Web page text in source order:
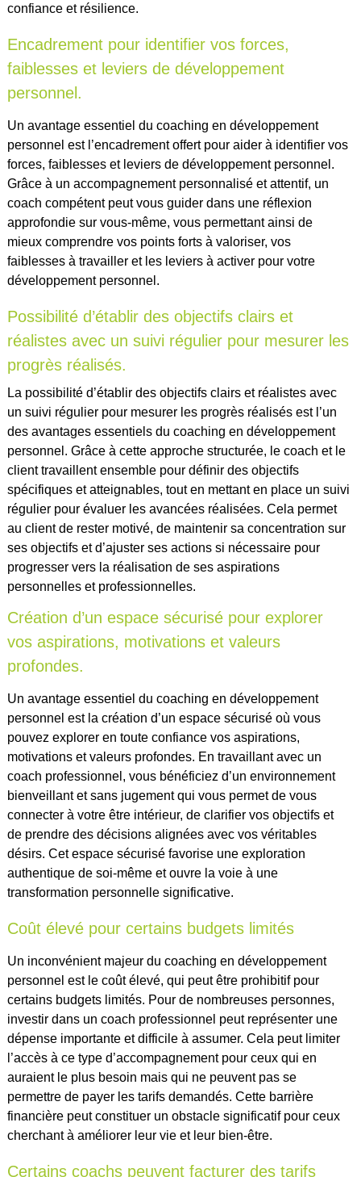
confiance et résilience.
Encadrement pour identifier vos forces,
faiblesses et leviers de développement
personnel.
Un avantage essentiel du coaching en développement
personnel est l’encadrement offert pour aider à identifier vos
forces, faiblesses et leviers de développement personnel.
Grâce à un accompagnement personnalisé et attentif, un
coach compétent peut vous guider dans une réflexion
approfondie sur vous-même, vous permettant ainsi de
mieux comprendre vos points forts à valoriser, vos
faiblesses à travailler et les leviers à activer pour votre
développement personnel.
Possibilité d’établir des objectifs clairs et
réalistes avec un suivi régulier pour mesurer les
progrès réalisés.
La possibilité d’établir des objectifs clairs et réalistes avec
un suivi régulier pour mesurer les progrès réalisés est l’un
des avantages essentiels du coaching en développement
personnel. Grâce à cette approche structurée, le coach et le
client travaillent ensemble pour définir des objectifs
spécifiques et atteignables, tout en mettant en place un suivi
régulier pour évaluer les avancées réalisées. Cela permet
au client de rester motivé, de maintenir sa concentration sur
ses objectifs et d’ajuster ses actions si nécessaire pour
progresser vers la réalisation de ses aspirations
personnelles et professionnelles.
Création d’un espace sécurisé pour explorer
vos aspirations, motivations et valeurs
profondes.
Un avantage essentiel du coaching en développement
personnel est la création d’un espace sécurisé où vous
pouvez explorer en toute confiance vos aspirations,
motivations et valeurs profondes. En travaillant avec un
coach professionnel, vous bénéficiez d’un environnement
bienveillant et sans jugement qui vous permet de vous
connecter à votre être intérieur, de clarifier vos objectifs et
de prendre des décisions alignées avec vos véritables
désirs. Cet espace sécurisé favorise une exploration
authentique de soi-même et ouvre la voie à une
transformation personnelle significative.
Coût élevé pour certains budgets limités
Un inconvénient majeur du coaching en développement
personnel est le coût élevé, qui peut être prohibitif pour
certains budgets limités. Pour de nombreuses personnes,
investir dans un coach professionnel peut représenter une
dépense importante et difficile à assumer. Cela peut limiter
l’accès à ce type d’accompagnement pour ceux qui en
auraient le plus besoin mais qui ne peuvent pas se
permettre de payer les tarifs demandés. Cette barrière
financière peut constituer un obstacle significatif pour ceux
cherchant à améliorer leur vie et leur bien-être.
Certains coachs peuvent facturer des tarifs